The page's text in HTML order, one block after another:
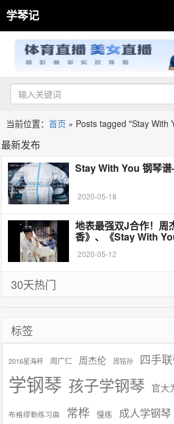
学琴记
当前位置： 首页 » Posts tagged "Stay With
最新发布
Stay With You 钢琴谱
2020-05-18
地表最强双J合作！周
香》、《Stay With
2020-05-12
30天热门
标签
2016星海杯 周广仁 周杰伦 周铭孙 四手
学钢琴 孩子学钢琴 官大
布格缪勒练习曲 常桦 慢练 成人学钢琴